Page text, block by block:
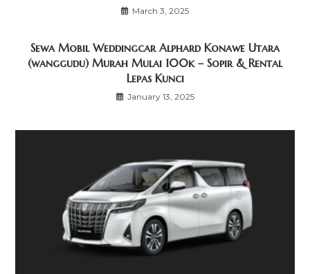
March 3, 2025
Sewa Mobil Weddingcar Alphard Konawe Utara
(wanggudu) Murah Mulai 100k – Sopir & Rental
Lepas Kunci
January 13, 2025